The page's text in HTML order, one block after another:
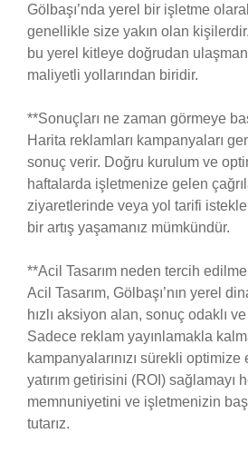
Gölbaşı’nda yerel bir işletme
genellikle size yakın olan
bu yerel kitleye doğrudan
maliyetli yollarından biridir.
**Sonuçları ne zaman görmeye
Harita reklamları kampanyaları
sonuç verir. Doğru kurulum ve
haftalarda işletmenize gelen
ziyaretlerinde veya yol tarifi
bir artış yaşamanız mümkündür.
**Acil Tasarım neden tercih
Acil Tasarım, Gölbaşı’nın yerel
hızlı aksiyon alan, sonuç odaklı
Sadece reklam yayınlamakla
kampanyalarınızı sürekli
yatırım getirisini (ROI) sağlamayı
memnuniyetini ve işletmenizin
tutarız.